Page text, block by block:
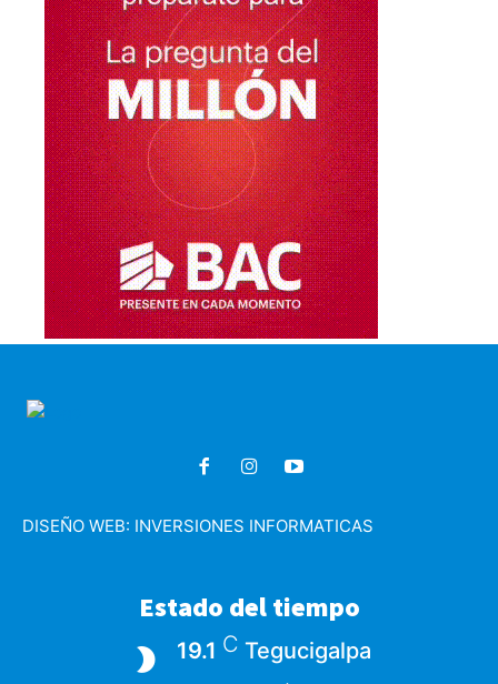
DISEÑO WEB: INVERSIONES INFORMATICAS
Estado del tiempo
19.1 C Tegucigalpa